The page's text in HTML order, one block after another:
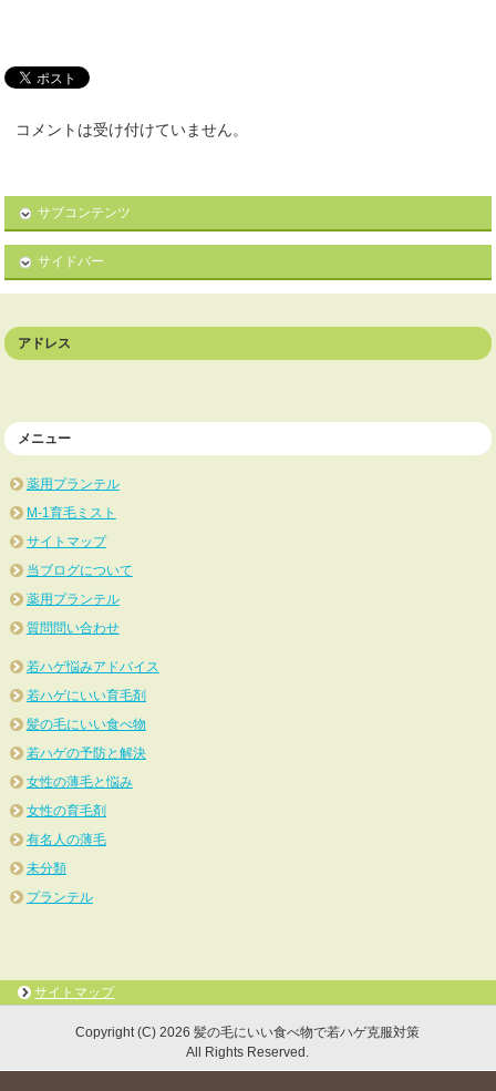
コメントは受け付けていません。
サブコンテンツ
サイドバー
アドレス
メニュー
薬用プランテル
M-1育毛ミスト
サイトマップ
当ブログについて
薬用プランテル
質問問い合わせ
若ハゲ悩みアドバイス
若ハゲにいい育毛剤
髪の毛にいい食べ物
若ハゲの予防と解決
女性の薄毛と悩み
女性の育毛剤
有名人の薄毛
未分類
プランテル
サイトマップ
Copyright (C) 2026 髪の毛にいい食べ物で若ハゲ克服対策
All Rights Reserved.